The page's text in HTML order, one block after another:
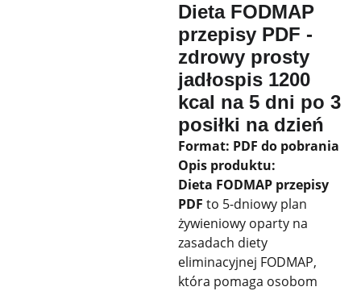
Dieta FODMAP
przepisy PDF -
zdrowy prosty
jadłospis 1200
kcal na 5 dni po 3
posiłki na dzień
Format: PDF do pobrania
Opis produktu:
Dieta FODMAP przepisy
PDF to 5-dniowy plan
żywieniowy oparty na
zasadach diety
eliminacyjnej FODMAP,
która pomaga osobom